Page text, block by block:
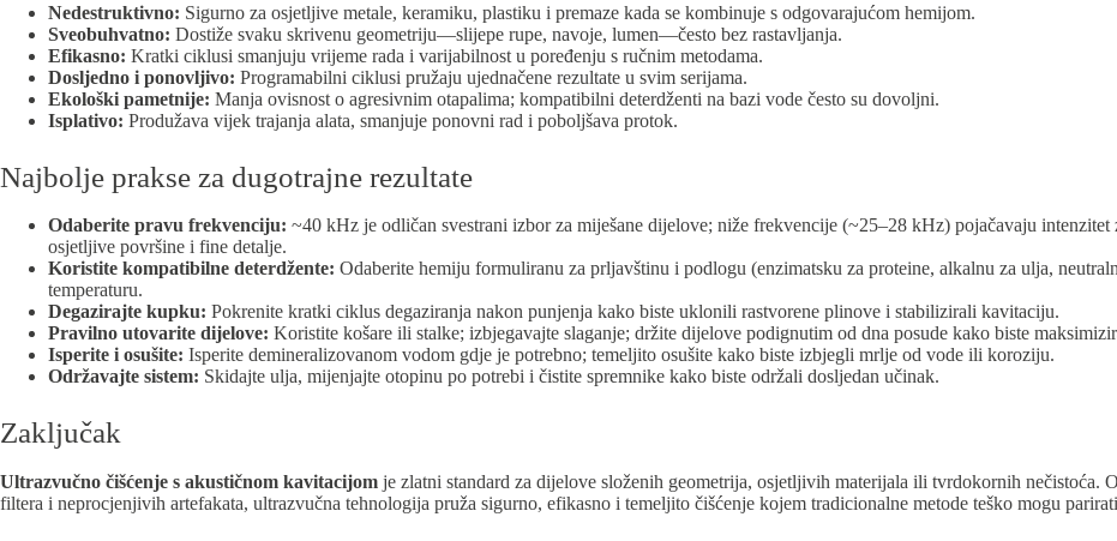
Nedestruktivno: Sigurno za osjetljive metale, keramiku, plastiku i premaze kada se kombinuje s odgovarajućom hemijom.
Sveobuhvatno: Dostiže svaku skrivenu geometriju—slijepe rupe, navoje, lumen—često bez rastavljanja.
Efikasno: Kratki ciklusi smanjuju vrijeme rada i varijabilnost u poređenju s ručnim metodama.
Dosljedno i ponovljivo: Programabilni ciklusi pružaju ujednačene rezultate u svim serijama.
Ekološki pametnije: Manja ovisnost o agresivnim otapalima; kompatibilni deterdženti na bazi vode često su dovoljni.
Isplativo: Produžava vijek trajanja alata, smanjuje ponovni rad i poboljšava protok.
Najbolje prakse za dugotrajne rezultate
Odaberite pravu frekvenciju: ~40 kHz je odličan svestrani izbor za miješane dijelove; niže frekvencije (~25–28 kHz) pojačavaju
osjetljive površine i fine detalje.
Koristite kompatibilne deterdžente: Odaberite hemiju formuliranu za prljavštinu i podlogu (enzimatsku za proteine, alkalnu za ulja,
temperaturu.
Degazirajte kupku: Pokrenite kratki ciklus degaziranja nakon punjenja kako biste uklonili rastvorene plinove i stabilizirali kavitaciju.
Pravilno utovarite dijelove: Koristite košare ili stalke; izbjegavajte slaganje; držite dijelove podignutim od dna posude kako biste
Isperite i osušite: Isperite demineralizovanom vodom gdje je potrebno; temeljito osušite kako biste izbjegli mrlje od vode ili koroziju.
Održavajte sistem: Skidajte ulja, mijenjajte otopinu po potrebi i čistite spremnike kako biste održali dosljedan učinak.
Zaključak
Ultrazvučno čišćenje s akustičnom kavitacijom je zlatni standard za dijelove složenih geometrija, osjetljivih materijala ili tvrdokornih
filtera i neprocjenjivih artefakata, ultrazvučna tehnologija pruža sigurno, efikasno i temeljito čišćenje kojem tradicionalne metode teško mogu